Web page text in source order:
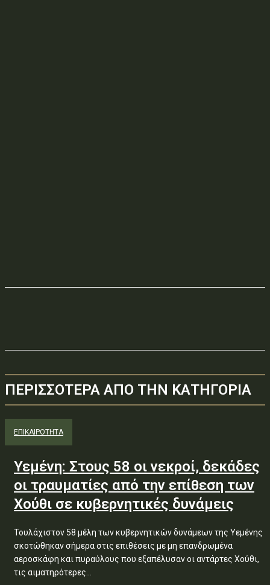
ΠΕΡΙΣΣΟΤΕΡΑ ΑΠΟ ΤΗΝ ΚΑΤΗΓΟΡΙΑ
ΕΠΙΚΑΙΡΟΤΗΤΑ
Υεμένη: Στους 58 οι νεκροί, δεκάδες
οι τραυματίες από την επίθεση των
Χούθι σε κυβερνητικές δυνάμεις
Τουλάχιστον 58 μέλη των κυβερνητικών δυνάμεων της Υεμένης
σκοτώθηκαν σήμερα στις επιθέσεις με μη επανδρωμένα
αεροσκάφη και πυραύλους που εξαπέλυσαν οι αντάρτες Χούθι,
τις αιματηρότερες...